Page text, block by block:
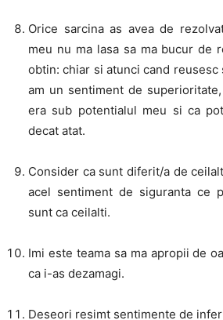
Orice sarcina as avea de
meu nu ma lasa sa ma bucur de
obtin: chiar si atunci cand reusesc
am un sentiment de
era sub potentialul meu si ca
decat atat.
Consider ca sunt diferit/a de
acel sentiment de siguranta ce
sunt ca ceilalti.
Imi este teama sa ma apropii de
ca i-as dezamagi.
Deseori resimt sentimente de